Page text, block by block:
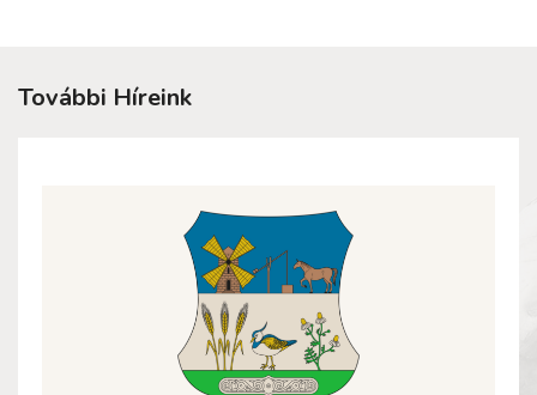
További Híreink